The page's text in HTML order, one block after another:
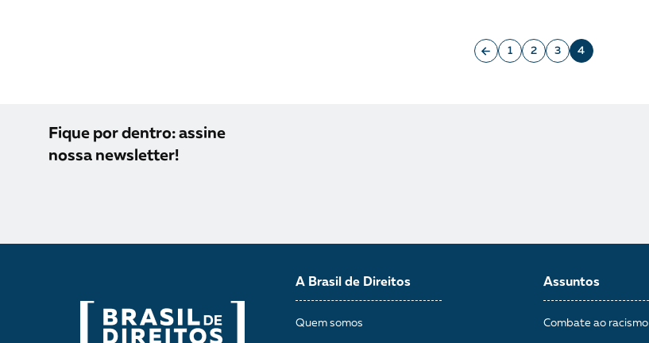
1 2 3 4
Fique por dentro: assine
nossa newsletter!
A Brasil de Direitos
Quem somos
Assuntos
Combate ao racismo